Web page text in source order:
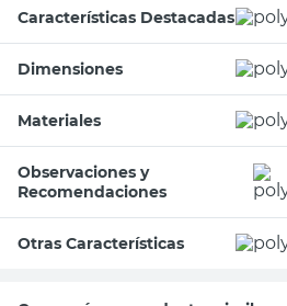
Características Destacadas
Dimensiones
Materiales
Observaciones y
Recomendaciones